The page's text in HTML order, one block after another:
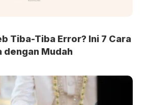
Tiba-Tiba Error? Ini 7 Cara
dengan Mudah